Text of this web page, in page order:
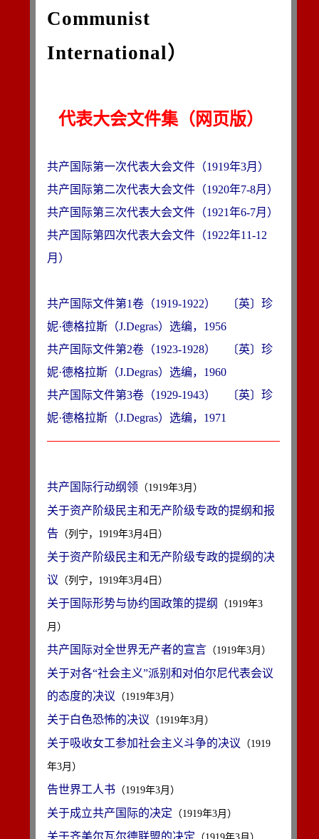
Communist
International）
代表大会文件集（网页版）
共产国际第一次代表大会文件（1919年3月）
共产国际第二次代表大会文件（1920年7-8月）
共产国际第三次代表大会文件（1921年6-7月）
共产国际第四次代表大会文件（1922年11-12
月）
共产国际文件第1卷（1919-1922）　〔英〕珍
妮·德格拉斯（J.Degras）选编，1956
共产国际文件第2卷（1923-1928）　〔英〕珍
妮·德格拉斯（J.Degras）选编，1960
共产国际文件第3卷（1929-1943）　〔英〕珍
妮·德格拉斯（J.Degras）选编，1971
共产国际行动纲领 （1919年3月）
关于资产阶级民主和无产阶级专政的提纲和报
告 （列宁，1919年3月4日）
关于资产阶级民主和无产阶级专政的提纲的决
议 （列宁，1919年3月4日）
关于国际形势与协约国政策的提纲 （1919年3
月）
共产国际对全世界无产者的宣言 （1919年3月）
关于对各“社会主义”派别和对伯尔尼代表会议
的态度的决议 （1919年3月）
关于白色恐怖的决议 （1919年3月）
关于吸收女工参加社会主义斗争的决议 （1919
年3月）
告世界工人书 （1919年3月）
关于成立共产国际的决定 （1919年3月）